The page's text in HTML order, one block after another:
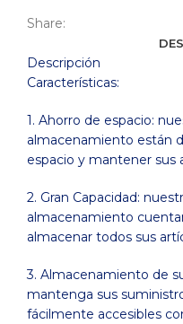
Share:
Descripción
Características:
1. Ahorro de espacio:
almacenamiento están
espacio y mantener sus
2. Gran Capacidad:
almacenamiento
almacenar todos sus
3. Almacenamiento de
mantenga sus
fácilmente accesibles